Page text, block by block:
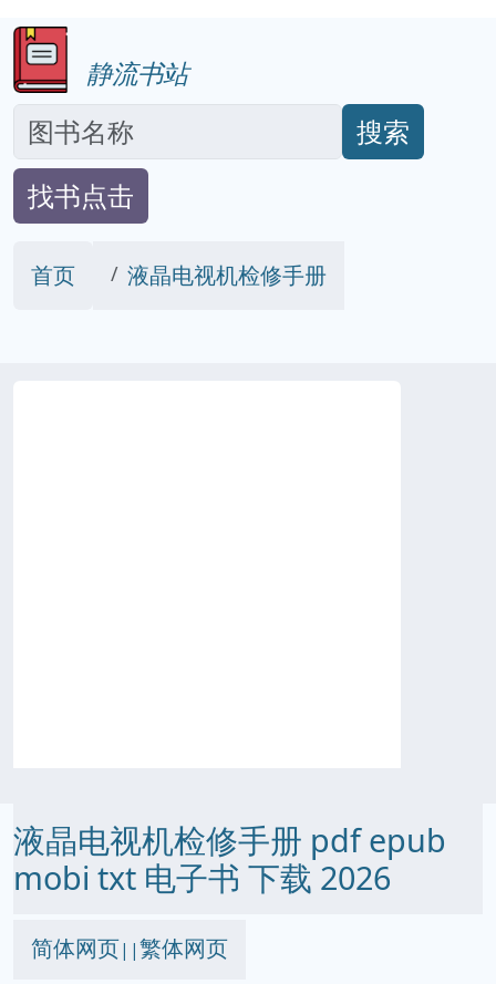
静流书站
搜索
找书点击
首页 液晶电视机检修手册
液晶电视机检修手册 pdf epub
mobi txt 电子书 下载 2026
简体网页||繁体网页